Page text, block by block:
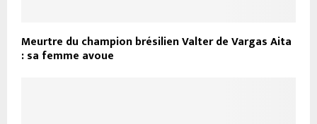
Meurtre du champion brésilien Valter de Vargas Aita
: sa femme avoue